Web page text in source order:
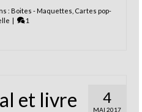
: Boites - Maquettes Cartes pop-
| 1
4
MAI 2017
et livre